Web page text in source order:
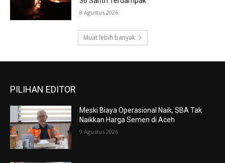
8 Agustus 2026
Muat lebih banyak
PILIHAN EDITOR
Meski Biaya Operasional Naik, SBA Tak
Naikkan Harga Semen di Aceh
9 Agustus 2026